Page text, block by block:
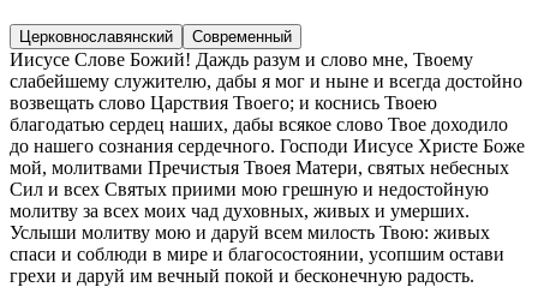
Церковнославянский Современный
Иисусе Слове Божий! Даждь разум и слово мне, Твоему
слабейшему служителю, дабы я мог и ныне и всегда достойно
возвещать слово Царствия Твоего; и коснись Твоею
благодатью сердец наших, дабы всякое слово Твое доходило
до нашего сознания сердечного. Господи Иисусе Христе Боже
мой, молитвами Пречистыя Твоея Матери, святых небесных
Сил и всех Святых приими мою грешную и недостойную
молитву за всех моих чад духовных, живых и умерших.
Услыши молитву мою и даруй всем милость Твою: живых
спаси и соблюди в мире и благосостоянии, усопшим остави
грехи и даруй им вечный покой и бесконечную радость.